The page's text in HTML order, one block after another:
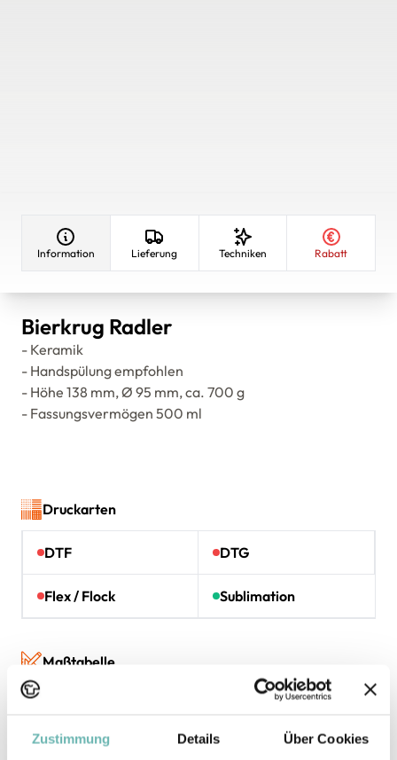
Zustimmung Details Über Cookies
Information Lieferung Techniken Rabatt
Bierkrug Radler
- Keramik
- Handspülung empfohlen
- Höhe 138 mm, Ø 95 mm, ca. 700 g
- Fassungsvermögen 500 ml
Druckarten
DTF DTG
Flex / Flock Sublimation
Maßtabelle